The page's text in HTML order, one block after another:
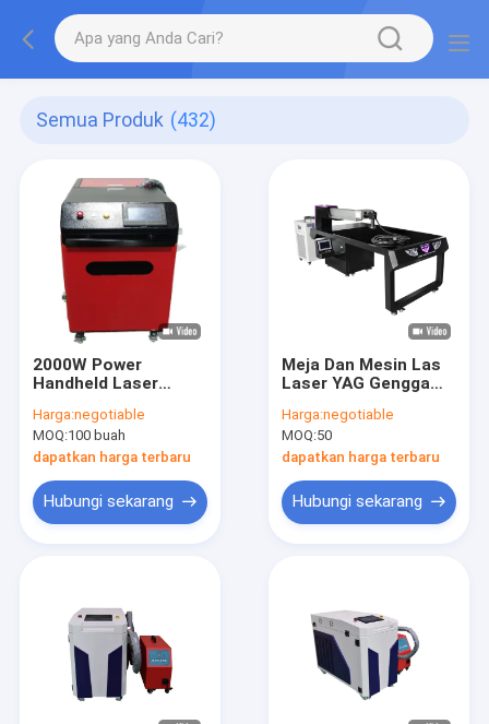
Semua Produk (432)
2000W Power
Handheld Laser
Untuk Metalurgi
Serbuk
Harga:negotiable
MOQ:100 buah
dapatkan harga terbaru
Hubungi sekarang
Meja Dan Mesin Las
Laser YAG Genggam
Harga:negotiable
MOQ:50
dapatkan harga terbaru
Hubungi sekarang